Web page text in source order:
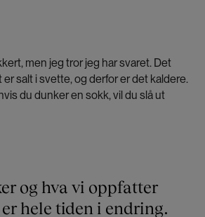
men jeg tror jeg har svaret. Det
er salt i svette, og derfor er det kaldere.
du dunker en sokk, vil du slå ut
og hva vi oppfatter
hele tiden i endring.